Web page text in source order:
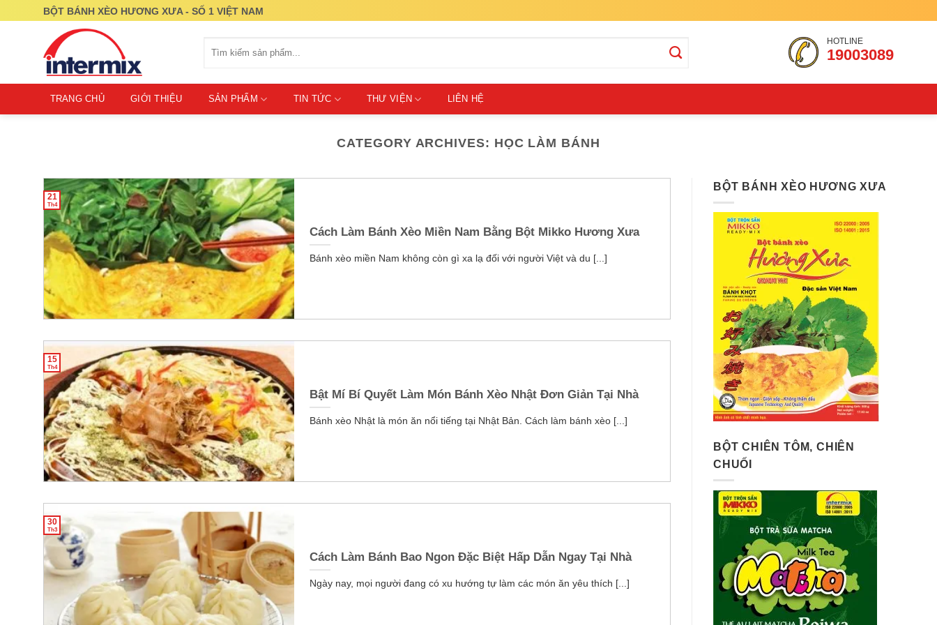
BỘT BÁNH XÈO HƯƠNG XƯA - SỐ 1 VIỆT NAM
kiếm:
HOTLINE
19003089
TRANG CHỦ GIỚI THIỆU SẢN PHẨM TIN TỨC THƯ VIỆN LIÊN HỆ
CATEGORY ARCHIVES: HỌC LÀM BÁNH
Cách Làm Bánh Xèo Miền Nam Bằng Bột Mikko Hương Xưa
Bánh xèo miền Nam không còn gì xa lạ đối với người Việt và du [...]
21
Th4
Bật Mí Bí Quyết Làm Món Bánh Xèo Nhật Đơn Giản Tại Nhà
Bánh xèo Nhật là món ăn nổi tiếng tại Nhật Bản. Cách làm bánh xèo [...]
15
Th4
Cách Làm Bánh Bao Ngon Đặc Biệt Hấp Dẫn Ngay Tại Nhà
Ngày nay, mọi người đang có xu hướng tự làm các món ăn yêu thích [...]
30
Th3
BỘT BÁNH XÈO HƯƠNG XƯA
BỘT CHIÊN TÔM, CHIÊN
CHUỐI